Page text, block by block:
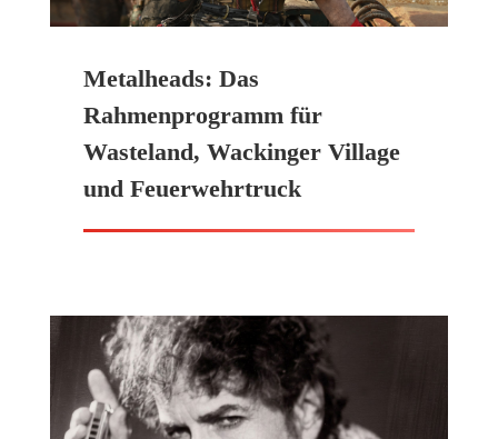
Metalheads: Das
Rahmenprogramm für
Wasteland, Wackinger Village
und Feuerwehrtruck